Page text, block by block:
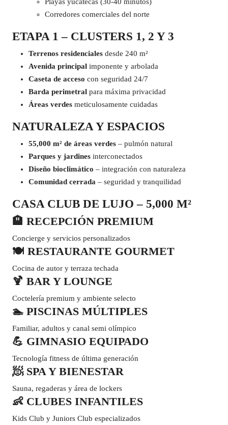
Corredores comerciales del norte
ETAPA 1 – CLUSTERS 1, 2 Y 3
Terrenos residenciales desde 240 m²
Avenida principal imponente y arbolada
Caseta de acceso con seguridad 24/7
Barda perimetral para máxima privacidad
Áreas verdes meticulosamente cuidadas
NATURALEZA Y ESPACIOS
55,000 m² de áreas verdes – pulmón natural
Parques y jardines interconectados
Diseño bioclimático – integración con naturaleza
Comunidad cerrada – seguridad y tranquilidad
CASA CLUB DE LUJO – 5,000 M²
🏨 RECEPCIÓN PREMIUM
Concierge y servicios personalizados
🍽️ RESTAURANTE GOURMET
Cocina de autor y terraza techada
🍹 BAR Y LOUNGE
Coctelería premium y ambiente selecto
🏊 PISCINAS MÚLTIPLES
Familiar, adultos y canal semi olímpico
💪 GIMNASIO EQUIPADO
Tecnología fitness de última generación
🧖 SPA Y BIENESTAR
Sauna, regaderas y área de lockers
👶 CLUBES INFANTILES
Kids Club y Juniors Club especializados